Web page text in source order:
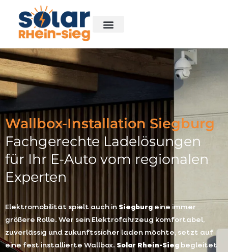
Wallbox-Installation Siegburg
Fachgerechte Ladelösungen
für Ihr E-Auto vom regionalen
Experten
Elektromobilität spielt auch in Siegburg eine immer
größere Rolle. Wer sein Elektrofahrzeug komfortabel,
zuverlässig und zukunftssicher laden möchte, setzt auf
eine fest installierte Wallbox. Solar Rhein-Sieg begleitet